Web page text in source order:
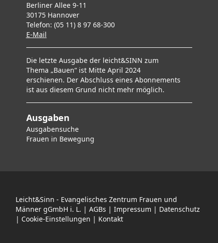
Berliner Allee 9-11
30175 Hannover
Telefon: (05 11) 8 97 68-300
E-Mail
Die letzte Ausgabe der leicht&SINN zum
Thema „Bauen“ ist Mitte April 2024
erschienen. Der Abschluss eines Abonnements
ist aus diesem Grund nicht mehr möglich.
Ausgaben
Ausgabensuche
Frauen in Bewegung
Leicht&Sinn - Evangelisches Zentrum Frauen und
Männer gGmbH i. L. | AGBs | Impressum | Datenschutz
| Cookie-Einstellungen | Kontakt